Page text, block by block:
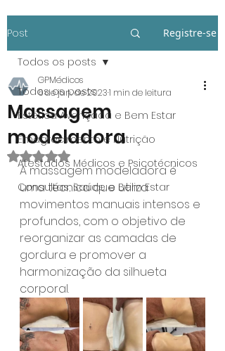
Post Registre-se
Todos os posts
Estética Avançada e Bem Estar
Emagrecimento e Nutrição
Atestados Médicos e Psicotécnicos
Consultas, Saúde e Bem Estar
Todos os posts
Massagem
modeladora
GPMédicos
6 de jan. de 20231 min de leitura
Avaliado com NaN de 5 estrelas.
A massagem modeladora é
uma técnica que utiliza
movimentos manuais intensos e
profundos, com o objetivo de
reorganizar as camadas de
gordura e promover a
harmonização da silhueta
corporal.